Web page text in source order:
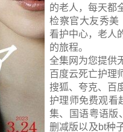
的老人，每天都
检察官大友秀美
看护中心，老人
的旅程。
全集网为您提供
百度云死亡护理
搜狐、夸克、百
护理师免费观看
集、国语粤语版
删减版以及bt种